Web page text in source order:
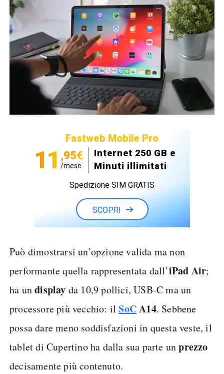
Fastweb Mobile Pro
11 ,95€
/mese
Internet 250 GB e
Minuti illimitati
Spedizione SIM GRATIS
SCOPRI
Può dimostrarsi un’opzione valida ma non
performante quella rappresentata dall’iPad Air;
ha undisplay da 10,9 pollici, USB-C ma un
processore più vecchio: ilSoCA14. Sebbene
possa dare meno soddisfazioni in questa veste, il
tablet di Cupertino ha dalla sua parte unprezzo
decisamente più contenuto.